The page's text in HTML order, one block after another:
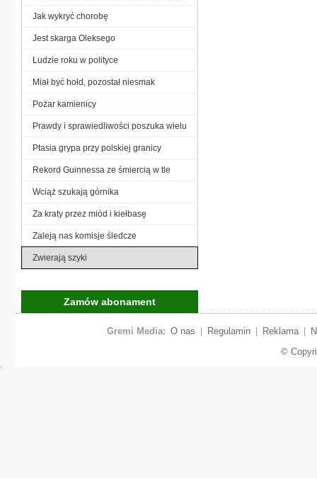
Jak wykryć chorobę
Jest skarga Oleksego
Ludzie roku w polityce
Miał być hołd, pozostał niesmak
Pożar kamienicy
Prawdy i sprawiedliwości poszuka wielu
Ptasia grypa przy polskiej granicy
Rekord Guinnessa ze śmiercią w tle
Wciąż szukają górnika
Za kraty przez miód i kiełbasę
Zaleją nas komisje śledcze
Zwierają szyki
Zamów abonament
Gremi Media: O nas Regulamin Reklama
©